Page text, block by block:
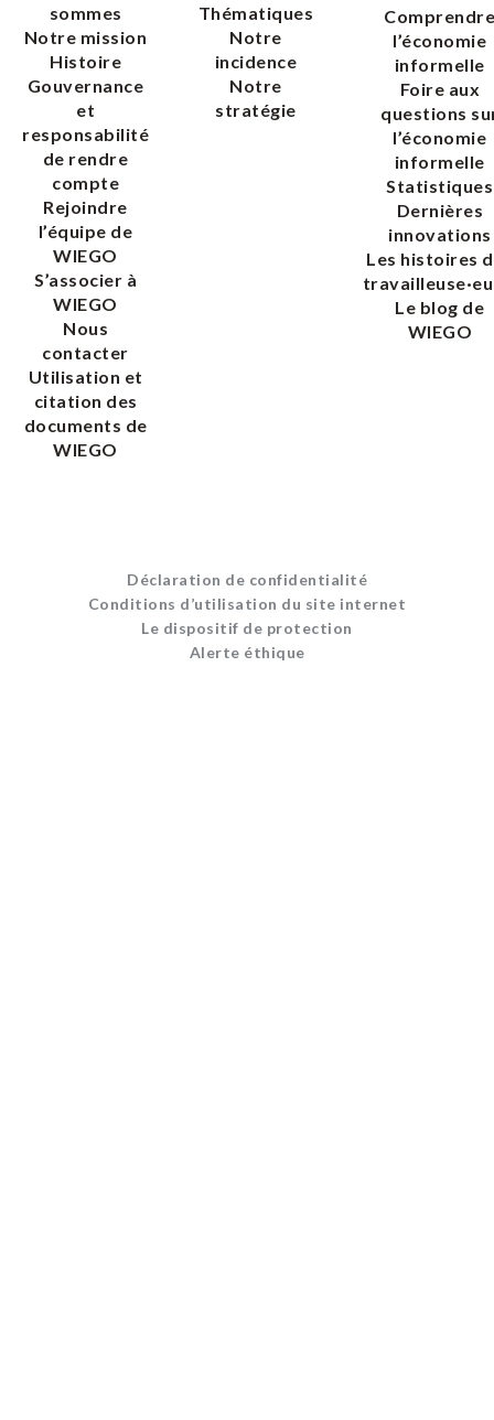
sommes
Notre mission
Histoire
Gouvernance
et
responsabilité
de rendre
compte
Rejoindre
l’équipe de
WIEGO
S’associer à
WIEGO
Nous
contacter
Utilisation et
citation des
documents de
WIEGO
Thématiques
Notre
incidence
Notre
stratégie
l’économie
informelle
Foire aux
questions
l’économie
informelle
Statistiques
Dernières
innovations
Les histoires
Le blog de
WIEGO
Déclaration de confidentialité
Conditions d’utilisation du site internet
Le dispositif de protection
Alerte éthique